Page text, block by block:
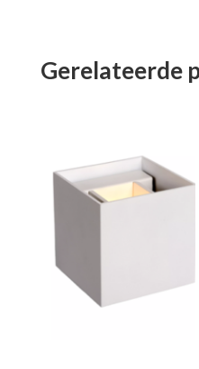
Gerelateerde